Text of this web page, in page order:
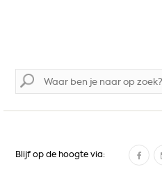
Zoek
naar:
Blijf op de hoogte via:
F